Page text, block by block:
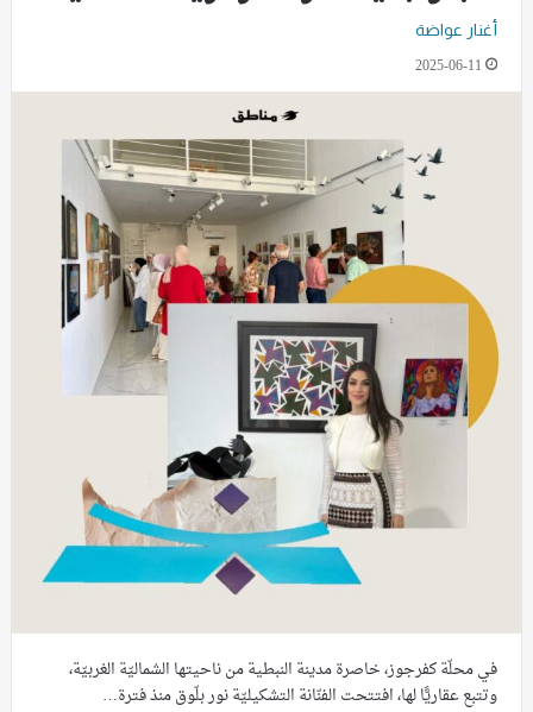
أغنار عواضة
2025-06-11
في محلّة كفرجوز، خاصرة مدينة النبطية من ناحيتها الشماليّة الغربيّة،
وتتبع عقاريًّا لها، افتتحت الفنّانة التشكيليّة نور بلّوق منذ فترة…